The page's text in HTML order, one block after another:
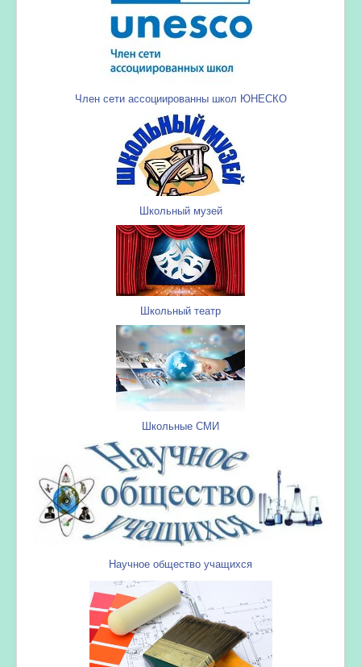
Член сети ассоциированны школ ЮНЕСКО
Школьный музей
Школьный театр
Школьные СМИ
Научное общество учащихся